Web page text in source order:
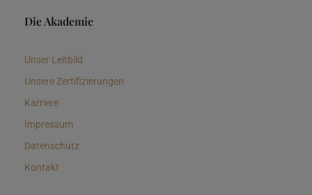
Die Akademie
Unser Leitbild
Unsere Zertifizierungen
Karriere
Impressum
Datenschutz
Kontakt